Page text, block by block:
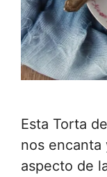
Esta Torta
nos
aspecto de